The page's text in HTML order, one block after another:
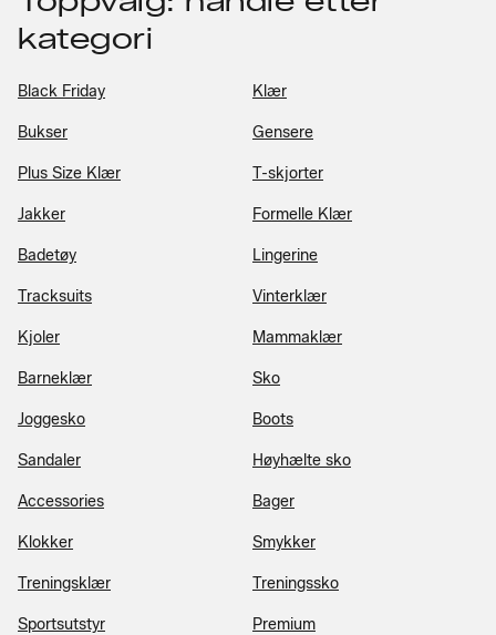
kategori
Black Friday Klær
Bukser Gensere
Plus Size Klær T-skjorter
Jakker Formelle Klær
Badetøy Lingerine
Tracksuits Vinterklær
Kjoler Mammaklær
Barneklær Sko
Joggesko Boots
Sandaler Høyhælte sko
Accessories Bager
Klokker Smykker
Treningsklær Treningssko
Sportsutstyr Premium